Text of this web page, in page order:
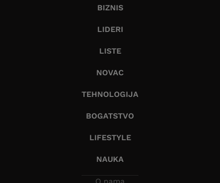
BIZNIS
LIDERI
LISTE
NOVAC
TEHNOLOGIJA
BOGATSTVO
LIFESTYLE
NAUKA